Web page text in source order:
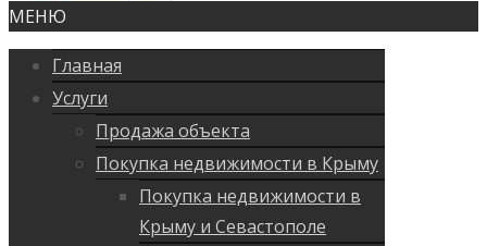
МЕНЮ
Главная
Услуги
Продажа объекта
Покупка недвижимости в Крыму
Покупка недвижимости в
Крыму и Севастополе